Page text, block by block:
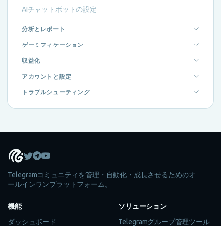
AIチャットボットの設定
分析とレポート
ゲーミフィケーション
収益化
アカウントと設定
トラブルシューティング
Telegramコミュニティを管理・自動化・成長させるためのオ
ールインワンプラットフォーム。
機能
ダッシュボード
ソリューション
Telegramグループ管理ツール